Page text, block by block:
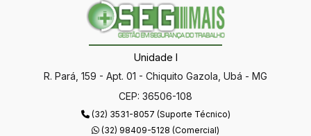
Unidade I
R. Pará, 159 - Apt. 01 - Chiquito Gazola, Ubá - MG
CEP: 36506-108
(32) 3531-8057 (Suporte Técnico)
(32) 98409-5128 (Comercial)